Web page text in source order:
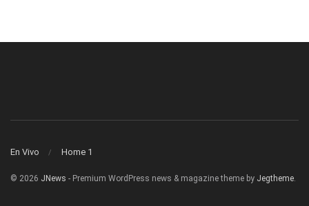
En Vivo Home 1
© 2026 JNews - Premium WordPress news & magazine theme by Jegtheme